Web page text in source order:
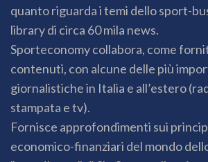
quanto riguarda i temi dello sport-
library di circa 60 mila news.
Sporteconomy collabora, come
contenuti, con alcune delle più
giornalistiche in Italia e all’estero
stampata e tv).
Fornisce approfondimenti sui
economico-finanziari del mondo